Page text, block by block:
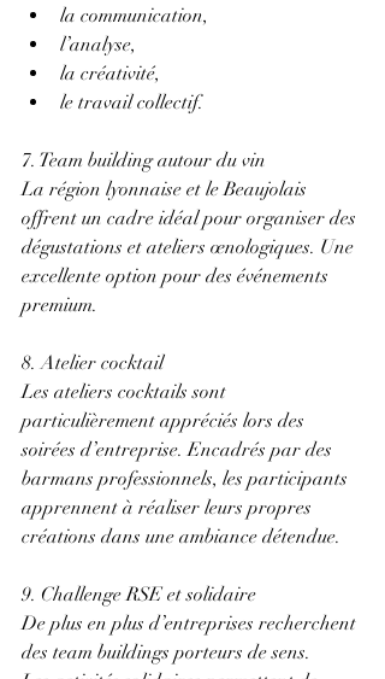
la communication,
l’analyse,
la créativité,
le travail collectif.
7. Team building autour du vin
La région lyonnaise et le Beaujolais
offrent un cadre idéal pour organiser des
dégustations et ateliers œnologiques. Une
excellente option pour des événements
premium.
8. Atelier cocktail
Les ateliers cocktails sont
particulièrement appréciés lors des
soirées d’entreprise. Encadrés par des
barmans professionnels, les participants
apprennent à réaliser leurs propres
créations dans une ambiance détendue.
9. Challenge RSE et solidaire
De plus en plus d’entreprises recherchent
des team buildings porteurs de sens.